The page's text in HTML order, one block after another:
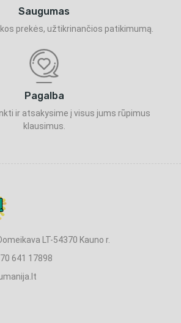
Saugumas
prekės, užtikrinančios patikimumą.
Pagalba
ir atsakysime į visus jums rūpimus
klausimus.
LT-54370 Kauno r.
641 17898